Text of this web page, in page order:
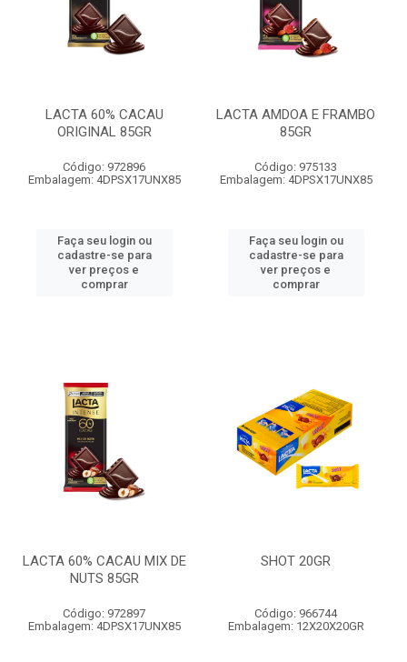
LACTA 60% CACAU
ORIGINAL 85GR
Código: 972896
Embalagem: 4DPSX17UNX85
Faça seu login ou
cadastre-se para
ver preços e
comprar
LACTA AMDOA E FRAMBO
85GR
Código: 975133
Embalagem: 4DPSX17UNX85
Faça seu login ou
cadastre-se para
ver preços e
comprar
LACTA 60% CACAU MIX DE
NUTS 85GR
Código: 972897
Embalagem: 4DPSX17UNX85
SHOT 20GR
Código: 966744
Embalagem: 12X20X20GR